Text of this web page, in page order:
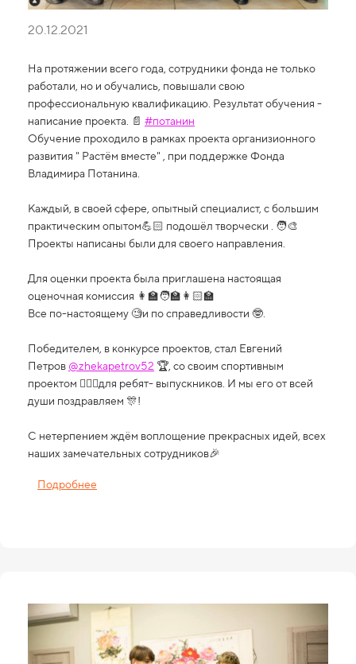
20.12.2021
На протяжении всего года, сотрудники фонда не только
работали, но и обучались, повышали свою
профессиональную квалификацию. Результат обучения -
написание проекта. 📄 #потанин
Обучение проходило в рамках проекта организионного
развития " Растём вместе" , при поддержке Фонда
Владимира Потанина.
Каждый, в своей сфере, опытный специалист, с большим
практическим опытом💪🏻 подошёл творчески . 🧑‍🎨
Проекты написаны были для своего направления.
Для оценки проекта была приглашена настоящая
оценочная комиссия 👩‍🏫🧑‍🏫👩🏻‍🏫
Все по-настоящему 🧐и по справедливости 🤓.
Победителем, в конкурсе проектов, стал Евгений
Петров @zhekapetrov52 🏆, со своим спортивным
проектом 🏋🏻‍♂️для ребят- выпускников. И мы его от всей
души поздравляем 🎊!
С нетерпением ждём воплощение прекрасных идей, всех
наших замечательных сотрудников🎉
Подробнее